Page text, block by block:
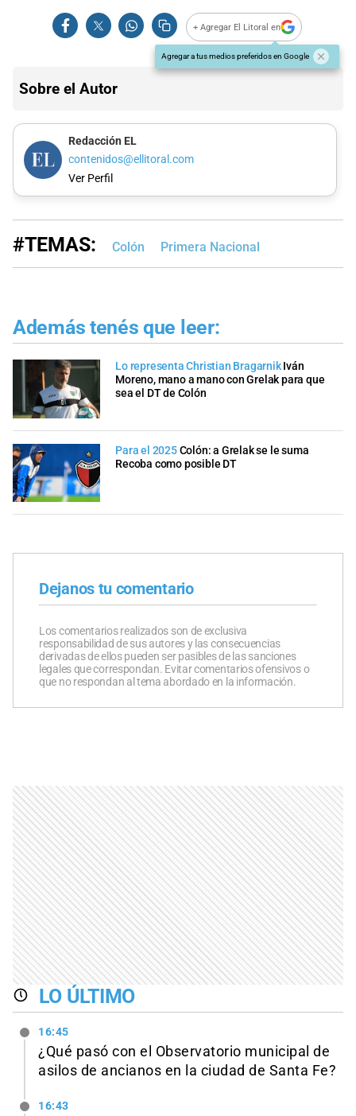
+ Agregar El Litoral en
Agregar a tus medios preferidos en Google
Sobre el Autor
Redacción EL
contenidos@ellitoral.com
Ver Perfil
#TEMAS: Colón Primera Nacional
Además tenés que leer:
Lo representa Christian BragarnikIván
Moreno, mano a mano con Grelak para que
sea el DT de Colón
Para el 2025Colón: a Grelak se le suma
Recoba como posible DT
Dejanos tu comentario
Los comentarios realizados son de exclusiva
responsabilidad de sus autores y las consecuencias
derivadas de ellos pueden ser pasibles de las sanciones
legales que correspondan. Evitar comentarios ofensivos o
que no respondan al tema abordado en la información.
LO ÚLTIMO
16:45
¿Qué pasó con el Observatorio municipal de
asilos de ancianos en la ciudad de Santa Fe?
16:43